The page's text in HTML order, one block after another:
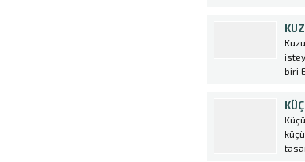
da
biri